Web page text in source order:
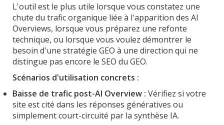
L'outil est le plus utile lorsque vous constatez une
chute du trafic organique liée à l'apparition des AI
Overviews, lorsque vous préparez une refonte
technique, ou lorsque vous voulez démontrer le
besoin d'une stratégie GEO à une direction qui ne
distingue pas encore le SEO du GEO.
Scénarios d'utilisation concrets :
Baisse de trafic post-AI Overview : Vérifiez si votre
site est cité dans les réponses génératives ou
simplement court-circuité par la synthèse IA.